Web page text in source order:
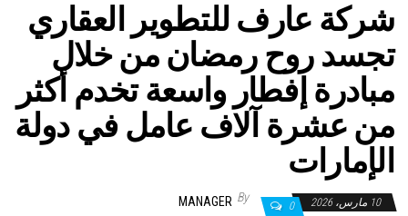
شركة عارف للتطوير العقاري
تجسد روح رمضان من خلال
مبادرة إفطار واسعة تخدم أكثر
من عشرة آلاف عامل في دولة
الإمارات
10 مارس، 2026 0
By
MANAGER